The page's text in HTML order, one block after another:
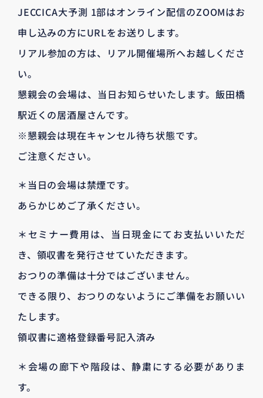
JECCICA大予測 1部はオンライン配信のZOOMはお
申し込みの方にURLをお送りします。
リアル参加の方は、リアル開催場所へお越しくださ
い。
懇親会の会場は、当日お知らせいたします。飯田橋
駅近くの居酒屋さんです。
※懇親会は現在キャンセル待ち状態です。
ご注意ください。
＊当日の会場は禁煙です。
あらかじめご了承ください。
＊セミナー費用は、当日現金にてお支払いいただ
き、領収書を発行させていただきます。
おつりの準備は十分ではございません。
できる限り、おつりのないようにご準備をお願いい
たします。
領収書に適格登録番号記入済み
＊会場の廊下や階段は、静粛にする必要がありま
す。